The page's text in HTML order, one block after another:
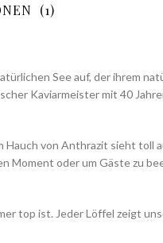
(1)
See auf, der ihrem
Kaviarmeister mit 40
von Anthrazit sieht toll
Moment oder um Gäste zu
top ist. Jeder Löffel zeigt